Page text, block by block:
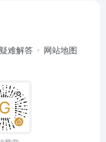
疑难解答 网站地图